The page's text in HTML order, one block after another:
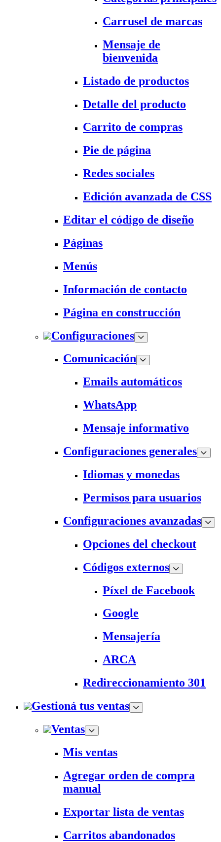
Carrusel de marcas
Mensaje de
bienvenida
Listado de productos
Detalle del producto
Carrito de compras
Pie de página
Redes sociales
Edición avanzada de CSS
Editar el código de diseño
Páginas
Menús
Información de contacto
Página en construcción
Configuraciones
Comunicación
Emails automáticos
WhatsApp
Mensaje informativo
Configuraciones generales
Idiomas y monedas
Permisos para usuarios
Configuraciones avanzadas
Opciones del checkout
Códigos externos
Píxel de Facebook
Google
Mensajería
ARCA
Redireccionamiento 301
Gestioná tus ventas
Ventas
Mis ventas
Agregar orden de compra
manual
Exportar lista de ventas
Carritos abandonados